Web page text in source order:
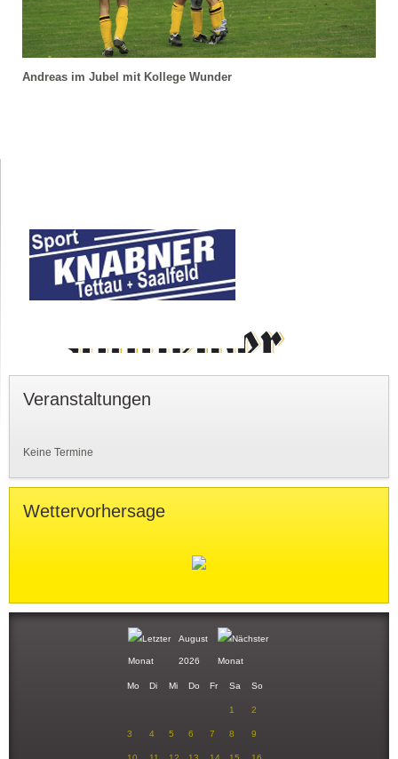
Andreas im Jubel mit Kollege Wunder
Veranstaltungen
Keine Termine
Wettervorhersage
August
2026
Mo Di Mi Do Fr Sa So
1 2
3 4 5 6 7 8 9